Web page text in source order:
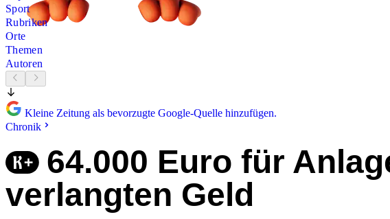
Sport
Rubriken
Orte
Themen
Autoren
Kleine Zeitung als bevorzugte Google-Quelle hinzufügen.
Chronik
64.000 Euro für
verlangten Geld